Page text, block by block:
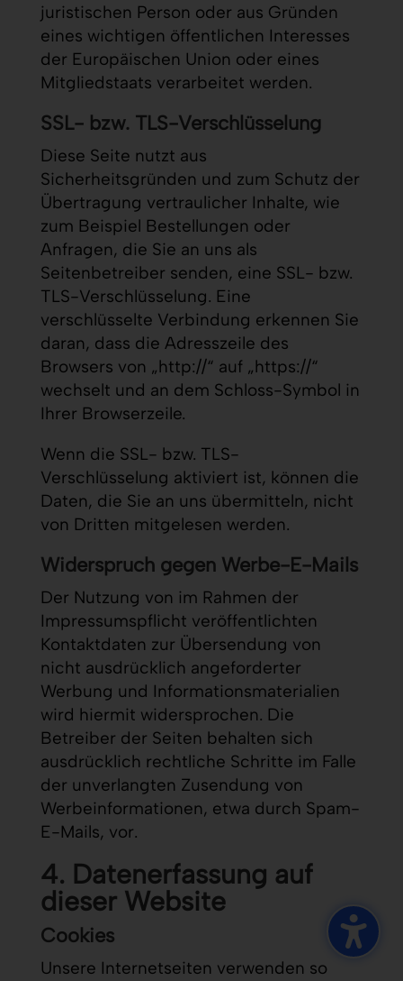
juristischen Person oder aus Gründen
eines wichtigen öffentlichen Interesses
der Europäischen Union oder eines
Mitgliedstaats verarbeitet werden.
SSL- bzw. TLS-Verschlüsselung
Diese Seite nutzt aus
Sicherheitsgründen und zum Schutz der
Übertragung vertraulicher Inhalte, wie
zum Beispiel Bestellungen oder
Anfragen, die Sie an uns als
Seitenbetreiber senden, eine SSL- bzw.
TLS-Verschlüsselung. Eine
verschlüsselte Verbindung erkennen Sie
daran, dass die Adresszeile des
Browsers von „http://“ auf „https://“
wechselt und an dem Schloss-Symbol in
Ihrer Browserzeile.
Wenn die SSL- bzw. TLS-
Verschlüsselung aktiviert ist, können die
Daten, die Sie an uns übermitteln, nicht
von Dritten mitgelesen werden.
Widerspruch gegen Werbe-E-Mails
Der Nutzung von im Rahmen der
Impressumspflicht veröffentlichten
Kontaktdaten zur Übersendung von
nicht ausdrücklich angeforderter
Werbung und Informationsmaterialien
wird hiermit widersprochen. Die
Betreiber der Seiten behalten sich
ausdrücklich rechtliche Schritte im Falle
der unverlangten Zusendung von
Werbeinformationen, etwa durch Spam-
E-Mails, vor.
4. Datenerfassung auf
dieser Website
Cookies
Unsere Internetseiten verwenden so